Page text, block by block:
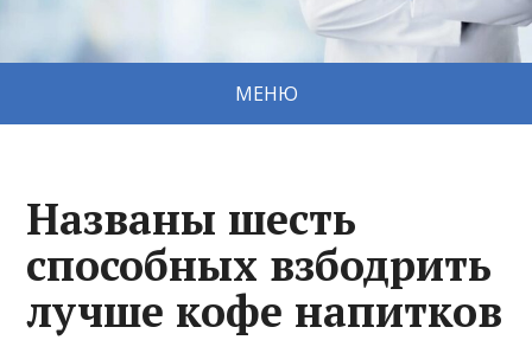
МЕНЮ
Названы шесть
способных взбодрить
лучше кофе напитков